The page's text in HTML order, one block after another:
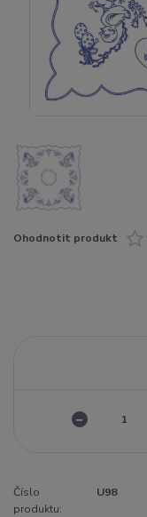
Ohodnotit produkt
Číslo
produktu:
U98